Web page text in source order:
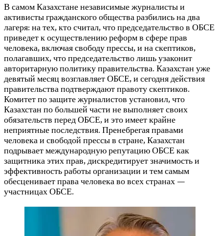
В самом Казахстане независимые журналисты и
активисты гражданского общества разбились на два
лагеря: на тех, кто считал, что председательство в ОБСЕ
приведет к осуществлению реформ в сфере прав
человека, включая свободу прессы, и на скептиков,
полагавших, что председательство лишь узаконит
авторитарную политику правительства. Казахстан уже
девятый месяц возглавляет ОБСЕ, и сегодня действия
правительства подтверждают правоту скептиков.
Комитет по защите журналистов установил, что
Казахстан по большей части не выполняет своих
обязательств перед ОБСЕ, и это имеет крайне
неприятные последствия. Пренебрегая правами
человека и свободой прессы в стране, Казахстан
подрывает международную репутацию ОБСЕ как
защитника этих прав, дискредитирует значимость и
эффективность работы организации и тем самым
обесценивает права человека во всех странах —
участницах ОБСЕ.